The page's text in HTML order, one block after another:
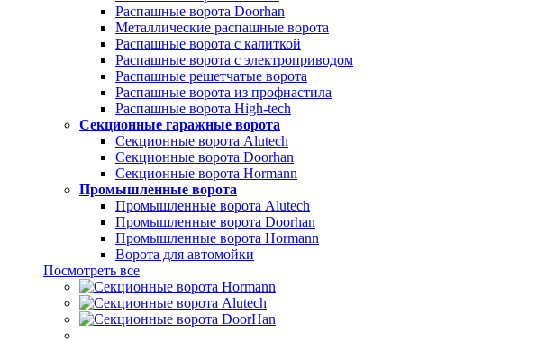
Распашные ворота Doorhan
Металлические распашные ворота
Распашные ворота с калиткой
Распашные ворота с электроприводом
Распашные решетчатые ворота
Распашные ворота из профнастила
Распашные ворота High-tech
Секционные гаражные ворота
Секционные ворота Alutech
Секционные ворота Doorhan
Секционные ворота Hormann
Промышленные ворота
Промышленные ворота Alutech
Промышленные ворота Doorhan
Промышленные ворота Hormann
Ворота для автомойки
Посмотреть все